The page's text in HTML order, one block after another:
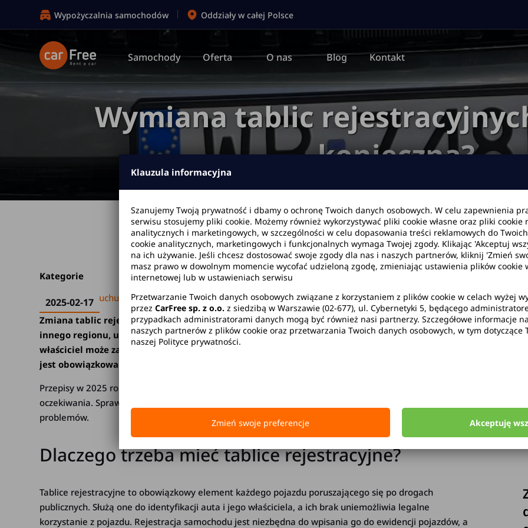
Wymiana tablic
konieczna?
Wypożyczalnia samochodów Oddziały w całej Polsce
Samochody Oferta O nas Blog Kontakt
Strona główna Blog Kodeks ruchu drogowego Wymiana tablic rejestracyjnych
2025-02-17
Kategorie
Kodeks ruchu drogowego
Zmiana tablic rejestracyjnych może być konieczna w różnych sytuacjach, np. po zakupie auta z
innego regionu, uszkodzeniu tablicy lub jej zagubieniu. W niektórych przypadkach nowy
właściciel może zachować dotychczasowe numery, ale jeśli pojazd pochodzi z zagranicy, wymiana
jest obowiązkowa.
Przepisy w 2025 roku upraszczają procedurę, umożliwiając zgłoszenie online i skracając czas
oczekiwania. Sprawdź, kiedy wymiana tablic jest konieczna i jakie kroki należy podjąć, aby uniknąć
problemów.
Dlaczego trzeba mieć tablice rejestracyjne?
Tablice rejestracyjne to obowiązkowy element każdego pojazdu poruszającego się po drogach
publicznych. Służą one do identyfikacji auta i jego właściciela, a ich brak uniemożliwia legalne
korzystanie z pojazdu. Rejestracja samochodu jest niezbędna do wpisania go do ewidencji pojazdów, a
Klauzula informacyjna
Szanujemy Twoją prywatność i dbamy o ochronę Twoich danych osobowych. W celu zapewnienia
serwisu stosujemy pliki cookie. Możemy również wykorzystywać pliki cookie własne oraz pliki cookie
analitycznych i marketingowych, w szczególności w celu dopasowania treści reklamowych do
cookie analitycznych, marketingowych i funkcjonalnych wymaga Twojej zgody. Klikając 'Akceptuj
na ich używanie. Jeśli chcesz dostosować swoje zgody dla nas i naszych partnerów, kliknij 'Zmień
masz prawo w dowolnym momencie wycofać udzieloną zgodę, zmieniając ustawienia plików cookie
internetowej lub w ustawieniach serwisu
Przetwarzanie Twoich danych osobowych związane z korzystaniem z plików cookie w celach wyżej
przez CarFree sp. z o.o. z siedzibą w Warszawie (02-677), ul. Cybernetyki 5, będącego
przypadkach administratorami danych mogą być również nasi partnerzy. Szczegółowe informacje
naszych partnerów z plików cookie oraz przetwarzania Twoich danych osobowych, w tym
naszej Polityce prywatności.
Zmień swoje preferencje Akceptuję